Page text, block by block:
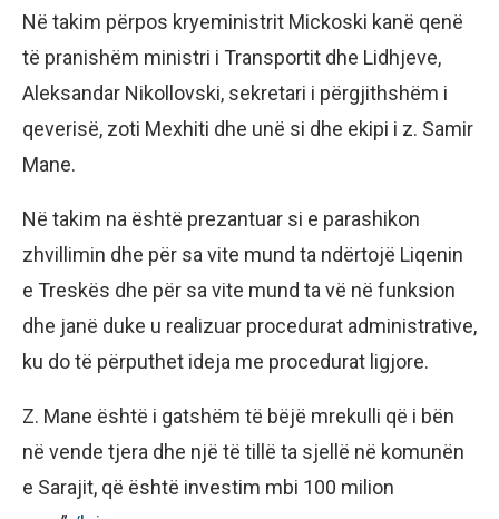
Në takim përpos kryeministrit Mickoski kanë qenë
të pranishëm ministri i Transportit dhe Lidhjeve,
Aleksandar Nikollovski, sekretari i përgjithshëm i
qeverisë, zoti Mexhiti dhe unë si dhe ekipi i z. Samir
Mane.
Në takim na është prezantuar si e parashikon
zhvillimin dhe për sa vite mund ta ndërtojë Liqenin
e Treskës dhe për sa vite mund ta vë në funksion
dhe janë duke u realizuar procedurat administrative,
ku do të përputhet ideja me procedurat ligjore.
Z. Mane është i gatshëm të bëjë mrekulli që i bën
në vende tjera dhe një të tillë ta sjellë në komunën
e Sarajit, që është investim mbi 100 milion